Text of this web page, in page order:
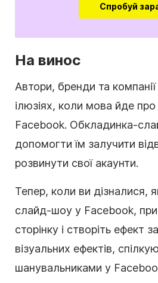
Спробуй
На винос
Автори, бренди та
ілюзіях, коли мова йде
Facebook. Обкладинка-
допомогти їм залучити
розвинути свої акаунти.
Тепер, коли ви дізналися,
слайд-шоу у Facebook,
сторінку і створіть ефект
візуальних ефектів,
шанувальниками у